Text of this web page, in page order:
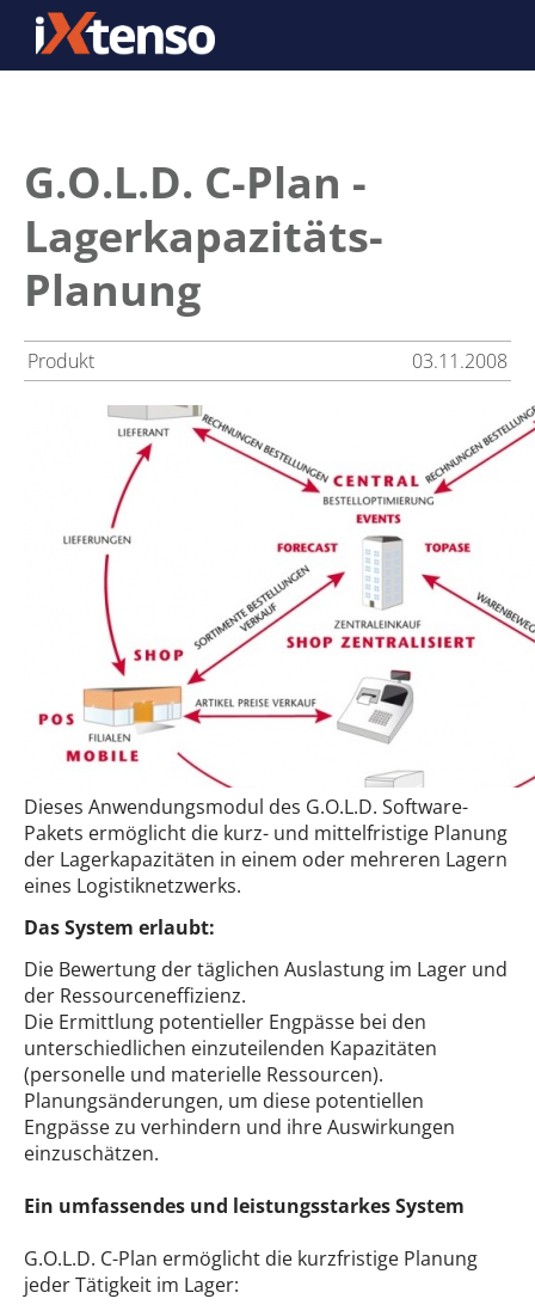
G.O.L.D. C-Plan -
Lagerkapazitäts-
Planung
Produkt 03.11.2008
Dieses Anwendungsmodul des G.O.L.D. Software-
Pakets ermöglicht die kurz- und mittelfristige Planung
der Lagerkapazitäten in einem oder mehreren Lagern
eines Logistiknetzwerks.
Das System erlaubt:
Die Bewertung der täglichen Auslastung im Lager und
der Ressourceneffizienz.
Die Ermittlung potentieller Engpässe bei den
unterschiedlichen einzuteilenden Kapazitäten
(personelle und materielle Ressourcen).
Planungsänderungen, um diese potentiellen
Engpässe zu verhindern und ihre Auswirkungen
einzuschätzen.
Ein umfassendes und leistungsstarkes System
G.O.L.D. C-Plan ermöglicht die kurzfristige Planung
jeder Tätigkeit im Lager: